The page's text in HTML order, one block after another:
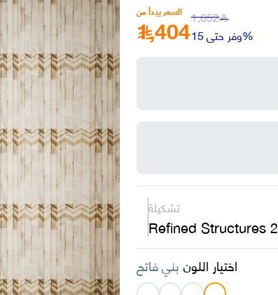
السعر يبدأ من
1,404 ﷼1,652
وفر حتى 15%
تشكيلة
Refined Structures 2
اختيار اللون بني فاتح